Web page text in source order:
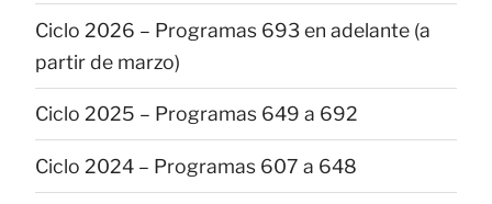
Ciclo 2026 – Programas 693 en adelante (a
partir de marzo)
Ciclo 2025 – Programas 649 a 692
Ciclo 2024 – Programas 607 a 648